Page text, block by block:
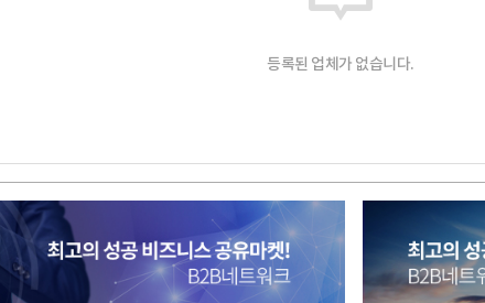
등록된 업체가 없습니다.